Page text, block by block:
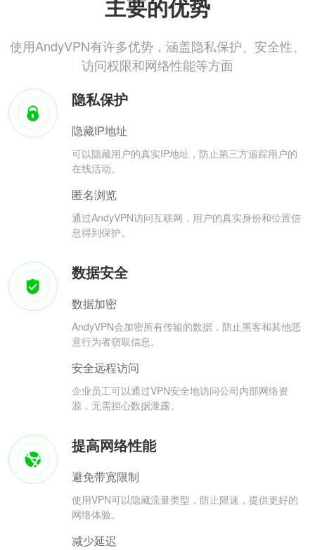
主要的优势
使用AndyVPN有许多优势，涵盖隐私保护、安全性、
访问权限和网络性能等方面
隐私保护
隐藏IP地址
可以隐藏用户的真实IP地址，防止第三方追踪用户的
在线活动。
匿名浏览
通过AndyVPN访问互联网，用户的真实身份和位置信
息得到保护。
数据安全
数据加密
AndyVPN会加密所有传输的数据，防止黑客和其他恶
意行为者窃取信息。
安全远程访问
企业员工可以通过VPN安全地访问公司内部网络资
源，无需担心数据泄露。
提高网络性能
避免带宽限制
使用VPN可以隐藏流量类型，防止限速，提供更好的
网络体验。
减少延迟